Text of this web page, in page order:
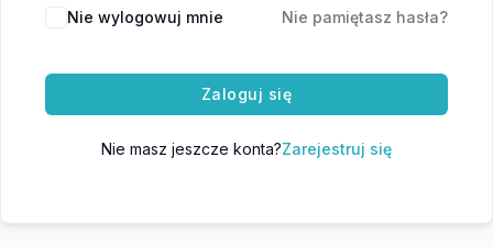
Nie wylogowuj mnie Nie pamiętasz hasła?
Zaloguj się
Nie masz jeszcze konta?Zarejestruj się